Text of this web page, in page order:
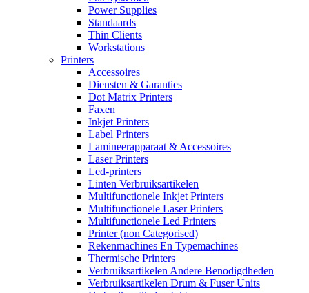
Power Supplies
Standaards
Thin Clients
Workstations
Printers
Accessoires
Diensten & Garanties
Dot Matrix Printers
Faxen
Inkjet Printers
Label Printers
Lamineerapparaat & Accessoires
Laser Printers
Led-printers
Linten Verbruiksartikelen
Multifunctionele Inkjet Printers
Multifunctionele Laser Printers
Multifunctionele Led Printers
Printer (non Categorised)
Rekenmachines En Typemachines
Thermische Printers
Verbruiksartikelen Andere Benodigdheden
Verbruiksartikelen Drum & Fuser Units